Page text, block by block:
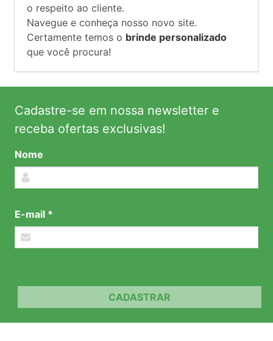
o respeito ao cliente.
Navegue e conheça nosso novo site.
Certamente temos o brinde personalizado
que você procura!
Cadastre-se em nossa newsletter e
receba ofertas exclusivas!
Nome
E-mail *
CADASTRAR